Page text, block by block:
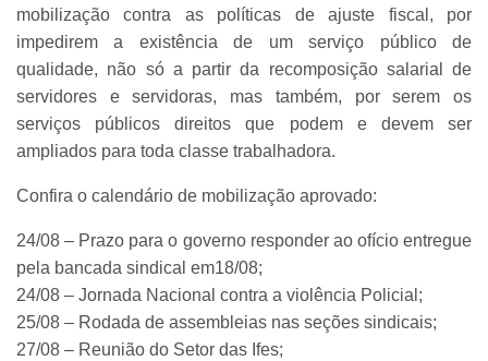
mobilização contra as políticas de ajuste fiscal, por
impedirem a existência de um serviço público de
qualidade, não só a partir da recomposição salarial de
servidores e servidoras, mas também, por serem os
serviços públicos direitos que podem e devem ser
ampliados para toda classe trabalhadora.
Confira o calendário de mobilização aprovado:
24/08 – Prazo para o governo responder ao ofício entregue
pela bancada sindical em18/08;
24/08 – Jornada Nacional contra a violência Policial;
25/08 – Rodada de assembleias nas seções sindicais;
27/08 – Reunião do Setor das Ifes;